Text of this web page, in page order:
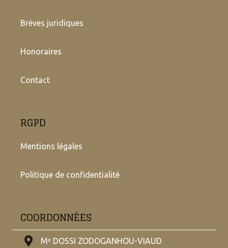
Brèves juridiques
Honoraires
Contact
RGPD
Mentions légales
Politique de confidentialité
COORDONNÉES
Mᵉ DOSSI ZODOGANHOU-VIAUD